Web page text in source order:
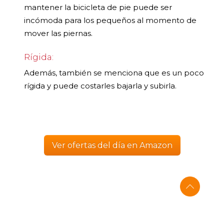
mantener la bicicleta de pie puede ser
incómoda para los pequeños al momento de
mover las piernas.
Rígida:
Además, también se menciona que es un poco
rígida y puede costarles bajarla y subirla.
Ver ofertas del día en Amazon